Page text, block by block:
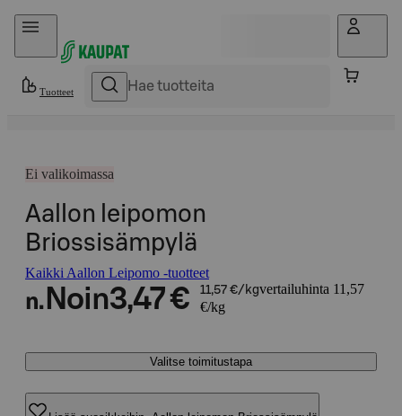
Hyppää sisältöön
Tuotteet
Ei valikoimassa
Aallon leipomon
Briossisämpylä
Kaikki Aallon Leipomo -tuotteet
n. Noin3,47 € 11,57 €/kgvertailuhinta 11,57
€/kg
Valitse toimitustapa